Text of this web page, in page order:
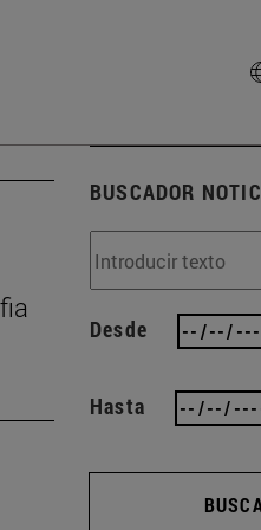
BUSCADOR
Desde
Hasta